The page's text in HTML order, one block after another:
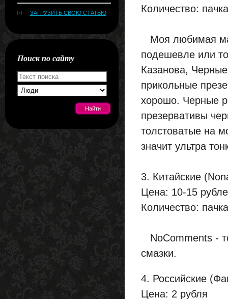
ЗАГРУЗИТЬ СВОЮ СТАТЬЮ
Поиск по сайту
Количество:
Моя любимая
подешевле или
Казанова,
прикольные
хорошо. Черные
презервативы
толстоватые на
значит ультра
3. Китайские
Цена: 10-15
Количество:
NoComments -
смазки.
4. Российские
Цена: 2 рубля